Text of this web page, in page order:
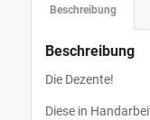
Beschreibung
Beschreibung
Die Dezente!
Diese in